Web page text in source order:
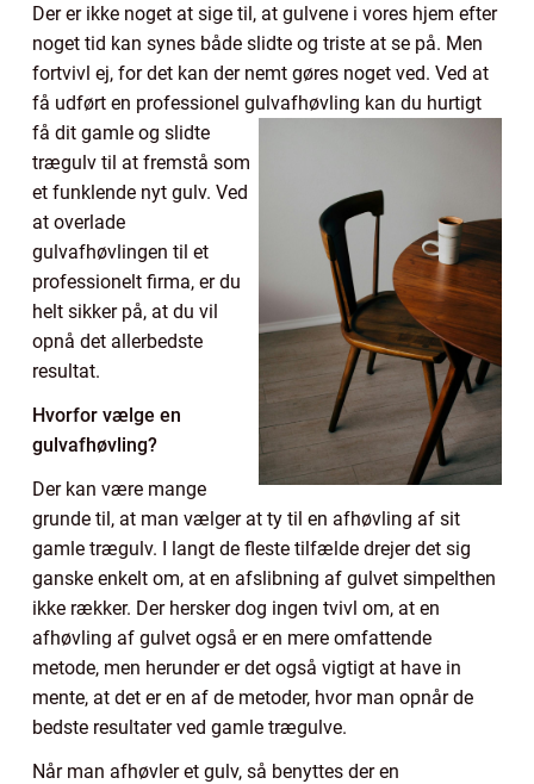
Der er ikke noget at sige til, at gulvene i vores hjem efter
noget tid kan synes både slidte og triste at se på. Men
fortvivl ej, for det kan der nemt gøres noget ved. Ved at
få udført en professionel gulvafhøvling kan du hurtigt
få dit gamle og slidte
trægulv til at fremstå som
et funklende nyt gulv. Ved
at overlade
gulvafhøvlingen til et
professionelt firma, er du
helt sikker på, at du vil
opnå det allerbedste
resultat.
Hvorfor vælge en
gulvafhøvling?
Der kan være mange
grunde til, at man vælger at ty til en afhøvling af sit
gamle trægulv. I langt de fleste tilfælde drejer det sig
ganske enkelt om, at en afslibning af gulvet simpelthen
ikke rækker. Der hersker dog ingen tvivl om, at en
afhøvling af gulvet også er en mere omfattende
metode, men herunder er det også vigtigt at have in
mente, at det er en af de metoder, hvor man opnår de
bedste resultater ved gamle trægulve.
Når man afhøvler et gulv, så benyttes der en